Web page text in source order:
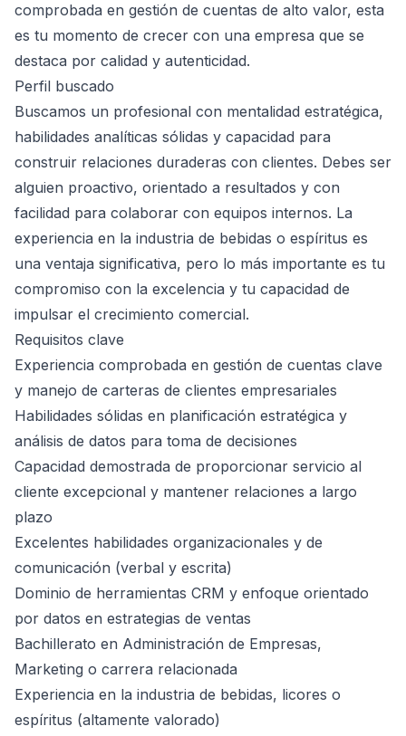
comprobada en gestión de cuentas de alto valor, esta
es tu momento de crecer con una empresa que se
destaca por calidad y autenticidad.
Perfil buscado
Buscamos un profesional con mentalidad estratégica,
habilidades analíticas sólidas y capacidad para
construir relaciones duraderas con clientes. Debes ser
alguien proactivo, orientado a resultados y con
facilidad para colaborar con equipos internos. La
experiencia en la industria de bebidas o espíritus es
una ventaja significativa, pero lo más importante es tu
compromiso con la excelencia y tu capacidad de
impulsar el crecimiento comercial.
Requisitos clave
Experiencia comprobada en gestión de cuentas clave
y manejo de carteras de clientes empresariales
Habilidades sólidas en planificación estratégica y
análisis de datos para toma de decisiones
Capacidad demostrada de proporcionar servicio al
cliente excepcional y mantener relaciones a largo
plazo
Excelentes habilidades organizacionales y de
comunicación (verbal y escrita)
Dominio de herramientas CRM y enfoque orientado
por datos en estrategias de ventas
Bachillerato en Administración de Empresas,
Marketing o carrera relacionada
Experiencia en la industria de bebidas, licores o
espíritus (altamente valorado)